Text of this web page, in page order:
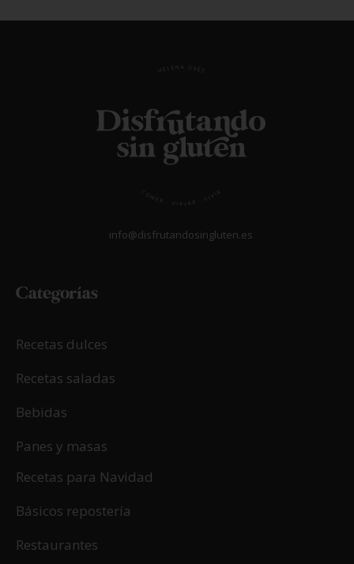
info@disfrutandosingluten.es
Categorías
Recetas dulces
Recetas saladas
Bebidas
Panes y masas
Recetas para Navidad
Básicos repostería
Restaurantes